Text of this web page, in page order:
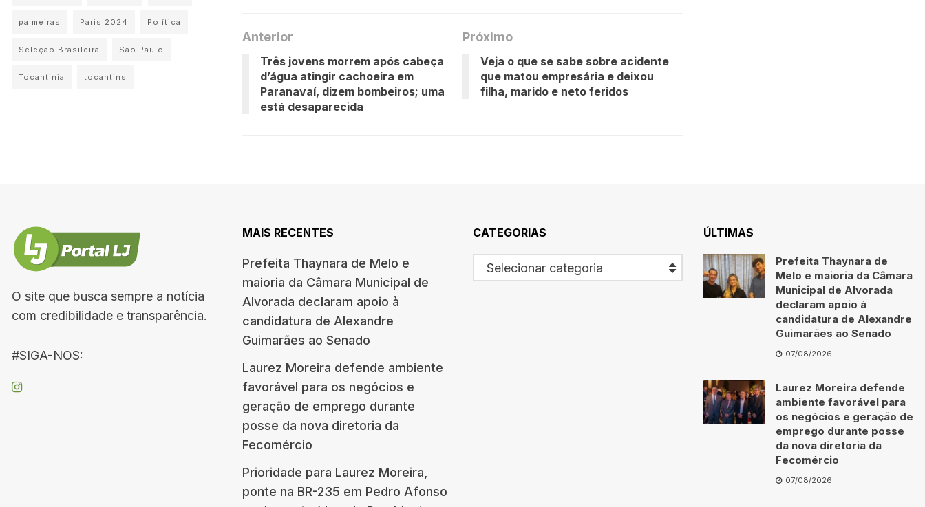
Anterior
Três jovens morrem após cabeça
d’água atingir cachoeira em
Paranavaí, dizem bombeiros; uma
está desaparecida
Próximo
Veja o que se sabe sobre acidente
que matou empresária e deixou
filha, marido e neto feridos
palmeiras Paris 2024 Política
Seleção Brasileira São Paulo
Tocantinia tocantins
O site que busca sempre a notícia
com credibilidade e transparência.
#SIGA-NOS:
MAIS RECENTES
Prefeita Thaynara de Melo e
maioria da Câmara Municipal de
Alvorada declaram apoio à
candidatura de Alexandre
Guimarães ao Senado
Laurez Moreira defende ambiente
favorável para os negócios e
geração de emprego durante
posse da nova diretoria da
Fecomércio
Prioridade para Laurez Moreira,
ponte na BR-235 em Pedro Afonso
CATEGORIAS
Selecionar categoria
ÚLTIMAS
Prefeita Thaynara de
Melo e maioria da Câmara
Municipal de Alvorada
declaram apoio à
candidatura de Alexandre
Guimarães ao Senado
07/08/2026
Laurez Moreira defende
ambiente favorável para
os negócios e geração de
emprego durante posse
da nova diretoria da
Fecomércio
07/08/2026